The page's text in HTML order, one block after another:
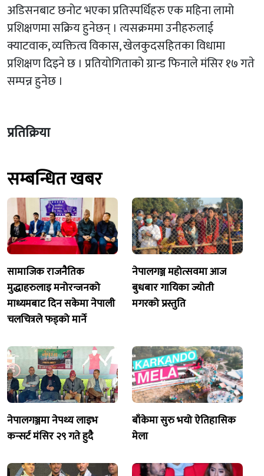
अडिसनबाट छनोट भएका प्रतिस्पर्धिहरु एक महिना लामो
प्रशिक्षणमा सक्रिय हुनेछन् । त्यसक्रममा उनीहरुलाई
क्याटवाक, व्यक्तित्व विकास, खेलकुदसहितका विधामा
प्रशिक्षण दिइने छ । प्रतियोगिताको ग्रान्ड फिनाले मंसिर १७ गते
सम्पन्न हुनेछ ।
प्रतिक्रिया
सम्बन्धित खबर
सामाजिक राजनैतिक
मुद्धाहरुलाइ मनोरन्जनको
माध्यमबाट दिन सकेमा नेपाली
चलचित्रले फड्को मार्ने
नेपालगञ्ज महोत्सवमा आज
बुधबार गायिका ज्योती
मगरको प्रस्तुति
नेपालगञ्जमा नेपथ्य लाइभ
कन्सर्ट मंसिर २९ गते हुदै
बाँकेमा सुरु भयो ऐतिहासिक
मेला